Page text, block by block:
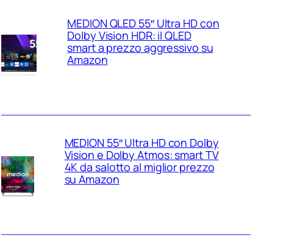
MEDION QLED 55″ Ultra HD con
Dolby Vision HDR: il QLED
smart a prezzo aggressivo su
Amazon
MEDION 55″ Ultra HD con Dolby
Vision e Dolby Atmos: smart TV
4K da salotto al miglior prezzo
su Amazon